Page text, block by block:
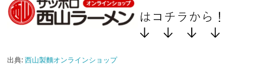
出典:西山製麵オンラインショップ